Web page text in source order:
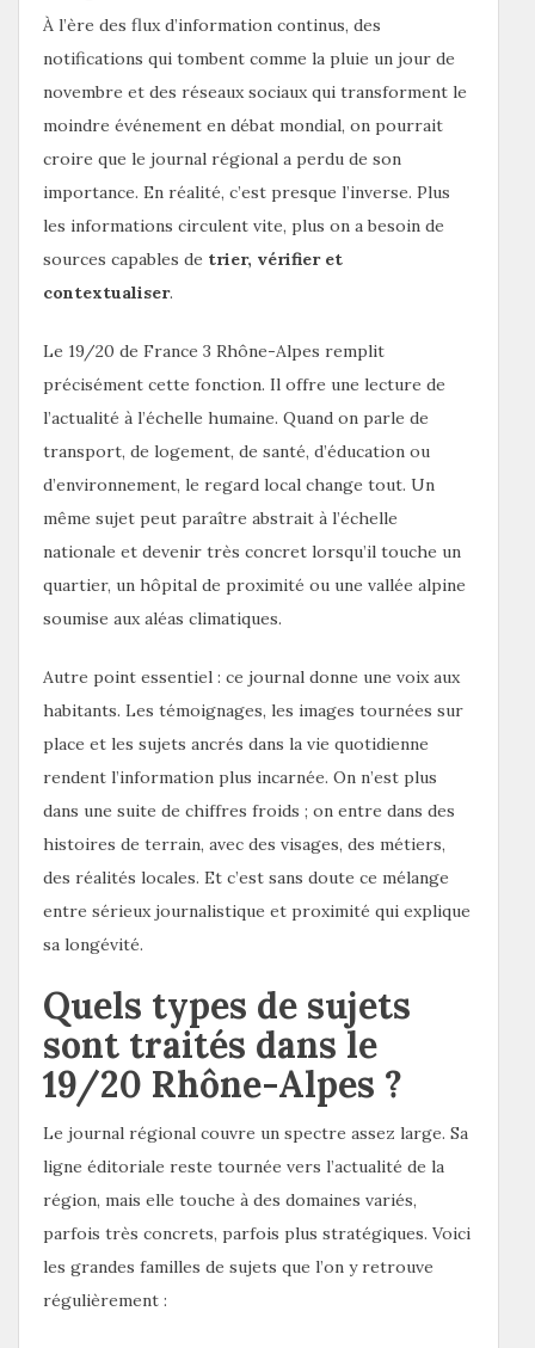
À l’ère des flux d’information continus, des
notifications qui tombent comme la pluie un jour de
novembre et des réseaux sociaux qui transforment le
moindre événement en débat mondial, on pourrait
croire que le journal régional a perdu de son
importance. En réalité, c’est presque l’inverse. Plus
les informations circulent vite, plus on a besoin de
sources capables de trier, vérifier et
contextualiser.
Le 19/20 de France 3 Rhône-Alpes remplit
précisément cette fonction. Il offre une lecture de
l’actualité à l’échelle humaine. Quand on parle de
transport, de logement, de santé, d’éducation ou
d’environnement, le regard local change tout. Un
même sujet peut paraître abstrait à l’échelle
nationale et devenir très concret lorsqu’il touche un
quartier, un hôpital de proximité ou une vallée alpine
soumise aux aléas climatiques.
Autre point essentiel : ce journal donne une voix aux
habitants. Les témoignages, les images tournées sur
place et les sujets ancrés dans la vie quotidienne
rendent l’information plus incarnée. On n’est plus
dans une suite de chiffres froids ; on entre dans des
histoires de terrain, avec des visages, des métiers,
des réalités locales. Et c’est sans doute ce mélange
entre sérieux journalistique et proximité qui explique
sa longévité.
Quels types de sujets
sont traités dans le
19/20 Rhône-Alpes ?
Le journal régional couvre un spectre assez large. Sa
ligne éditoriale reste tournée vers l’actualité de la
région, mais elle touche à des domaines variés,
parfois très concrets, parfois plus stratégiques. Voici
les grandes familles de sujets que l’on y retrouve
régulièrement :